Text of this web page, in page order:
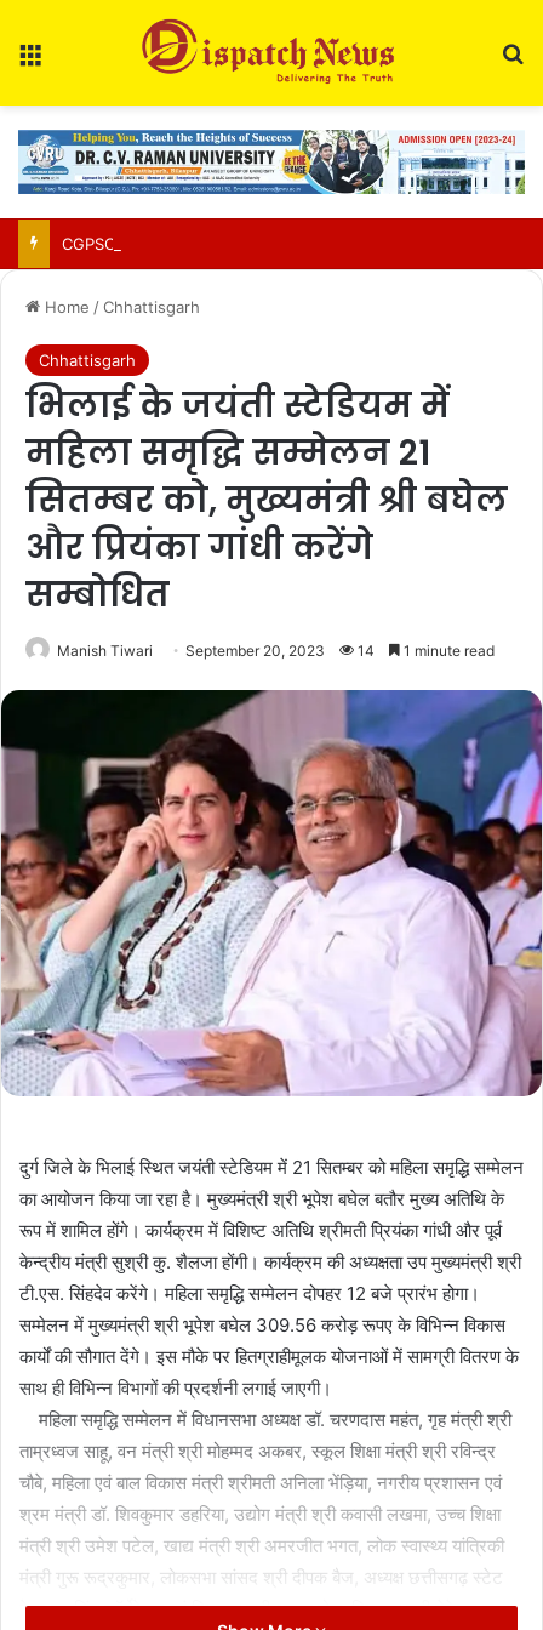
Home /Chhattisgarh
Chhattisgarh
भिलाई के जयंती स्टेडियम में
महिला समृद्धि सम्मेलन 21
सितम्बर को, मुख्यमंत्री श्री बघेल
और प्रियंका गांधी करेंगे
सम्बोधित
Manish Tiwari September 20, 2023 14 1 minute read
दुर्ग जिले के भिलाई स्थित जयंती स्टेडियम में 21 सितम्बर को महिला समृद्धि सम्मेलन
का आयोजन किया जा रहा है। मुख्यमंत्री श्री भूपेश बघेल बतौर मुख्य अतिथि के
रूप में शामिल होंगे। कार्यक्रम में विशिष्ट अतिथि श्रीमती प्रियंका गांधी और पूर्व
केन्द्रीय मंत्री सुश्री कु. शैलजा होंगी। कार्यक्रम की अध्यक्षता उप मुख्यमंत्री श्री
टी.एस. सिंहदेव करेंगे। महिला समृद्धि सम्मेलन दोपहर 12 बजे प्रारंभ होगा।
सम्मेलन में मुख्यमंत्री श्री भूपेश बघेल 309.56 करोड़ रूपए के विभिन्न विकास
कार्यों की सौगात देंगे। इस मौके पर हितग्राहीमूलक योजनाओं में सामग्री वितरण के
साथ ही विभिन्न विभागों की प्रदर्शनी लगाई जाएगी।
महिला समृद्धि सम्मेलन में विधानसभा अध्यक्ष डॉ. चरणदास महंत, गृह मंत्री श्री
ताम्रध्वज साहू, वन मंत्री श्री मोहम्मद अकबर, स्कूल शिक्षा मंत्री श्री रविन्द्र
चौबे, महिला एवं बाल विकास मंत्री श्रीमती अनिला भेंड़िया, नगरीय प्रशासन एवं
श्रम मंत्री डॉ. शिवकुमार डहरिया, उद्योग मंत्री श्री कवासी लखमा, उच्च शिक्षा
मंत्री श्री उमेश पटेल, खाद्य मंत्री श्री अमरजीत भगत, लोक स्वास्थ्य यांत्रिकी
मंत्री गुरू रूद्रकुमार, लोकसभा सांसद श्री दीपक बैज, अध्यक्ष छत्तीसगढ़ स्टेट
वेयर हाउसिंग कॉर्पोरेशन एवं विधायक श्री अरूण वोरा, विधायक श्री देवेन्द्र यादव,